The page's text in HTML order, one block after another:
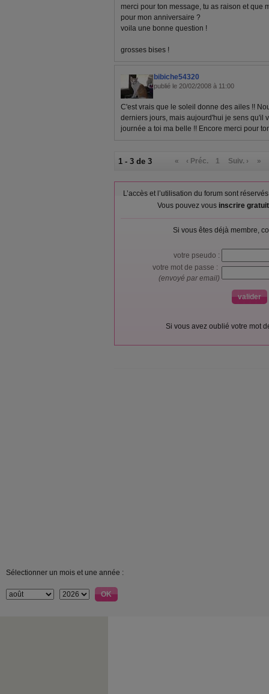
merci pour ton message, tu as raison et que
pour mon anniversaire ?
voila une bonne question !
grosses bises !
bibiche54320
publié le 20/02/2008 à 11:00
C'est vrais que le soleil donne des ailes !!
derniers jours, mais aujourd'hui je sens qu'il
journée a toi ma belle !! Encore merci pour
1 - 3 de 3 « ‹ Préc. 1 Suiv. › »
L’accès et l’utilisation du forum sont
Vous pouvez vous inscrire
Si vous êtes déjà membre,
votre pseudo :
votre mot de passe :
(envoyé par email)
Si vous avez oublié votre mot
Sélectionner un mois et une année :